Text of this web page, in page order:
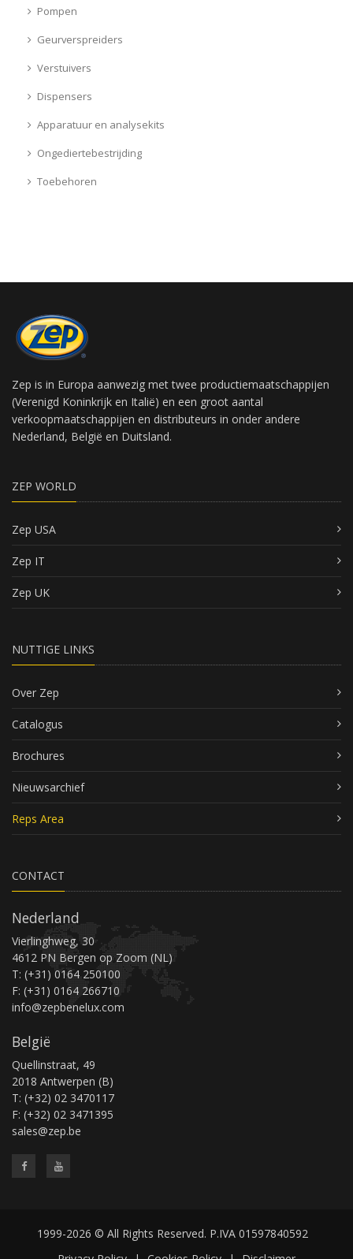
Pompen
Geurverspreiders
Verstuivers
Dispensers
Apparatuur en analysekits
Ongediertebestrijding
Toebehoren
Zep is in Europa aanwezig met twee productiemaatschappijen
(Verenigd Koninkrijk en Italië) en een groot aantal
verkoopmaatschappijen en distributeurs in onder andere
Nederland, België en Duitsland.
ZEP WORLD
Zep USA
Zep IT
Zep UK
NUTTIGE LINKS
Over Zep
Catalogus
Brochures
Nieuwsarchief
Reps Area
CONTACT
Nederland
Vierlinghweg, 30
4612 PN Bergen op Zoom (NL)
T: (+31) 0164 250100
F: (+31) 0164 266710
info@zepbenelux.com
België
Quellinstraat, 49
2018 Antwerpen (B)
T: (+32) 02 3470117
F: (+32) 02 3471395
sales@zep.be
1999-2026 © All Rights Reserved. P.IVA 01597840592